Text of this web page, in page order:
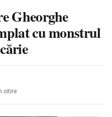
Gheorghe
cu monstrul
citire